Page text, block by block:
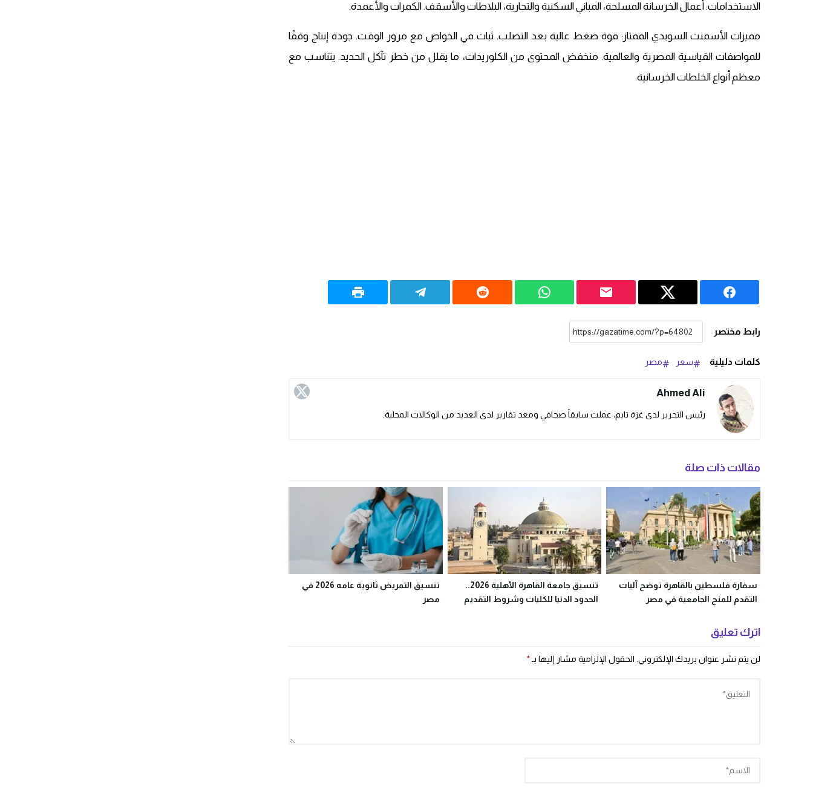
الاستخدامات: أعمال الخرسانة المسلحة، المباني السكنية والتجارية، البلاطات والأسقف. الكمرات والأعمدة.
مميزات الأسمنت السويدي الممتاز: قوة ضغط عالية بعد التصلب. ثبات في الخواص مع مرور الوقت. جودة إنتاج وفقًا
للمواصفات القياسية المصرية والعالمية. منخفض المحتوى من الكلوريدات، ما يقلل من خطر تآكل الحديد. يتناسب مع
معظم أنواع الخلطات الخرسانية.
رابط مختصر
كلمات دليلية سعر مصر
Ahmed Ali
رئيس التحرير لدى غزة تايم، عملت سابقاً صحافي ومعد تقارير لدى العديد من الوكالات المحلية.
مقالات ذات صلة
سفارة فلسطين بالقاهرة توضح آليات
التقدم للمنح الجامعية في مصر
تنسيق جامعة القاهرة الأهلية 2026..
الحدود الدنيا للكليات وشروط التقديم
تنسيق التمريض ثانوية عامه 2026 في
مصر
اترك تعليق
لن يتم نشر عنوان بريدك الإلكتروني. الحقول الإلزامية مشار إليها بـ *